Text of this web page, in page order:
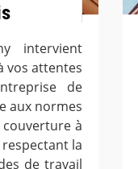
intervient
vos attentes
de
aux normes
couverture à
la
de travail